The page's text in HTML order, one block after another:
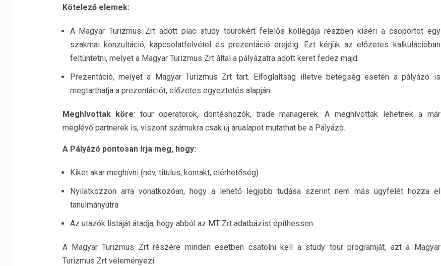
Kötelező elemek:
A Magyar Turizmus Zrt adott piac study tourokért felelős kollégája részben kíséri a csoportot egy
szakmai konzultáció, kapcsolatfelvétel és prezentáció erejéig. Ezt kérjük az előzetes kalkulációban
feltüntetni, melyet a Magyar Turizmus Zrt által a pályázatra adott keret fedez majd.
Prezentáció, melyet a Magyar Turizmus Zrt tart. Elfoglaltság illetve betegség esetén a pályázó is
megtarthatja a prezentációt, előzetes egyeztetés alapján.
Meghívottak köre: tour operatorok, döntéshozók, trade managerek. A meghívottak lehetnek a már
meglévő partnerek is, viszont számukra csak új árualapot mutathat be a Pályázó.
A Pályázó pontosan írja meg, hogy:
Kiket akar meghívni (név, titulus, kontakt, elérhetőség)
Nyilatkozzon arra vonatkozóan, hogy a lehető legjobb tudása szerint nem más ügyfelét hozza el
tanulmányútra
Az utazók listáját átadja, hogy abból az MT Zrt adatbázist építhessen.
A Magyar Turizmus Zrt részére minden esetben csatolni kell a study tour programját, azt a Magyar
Turizmus Zrt véleményezi